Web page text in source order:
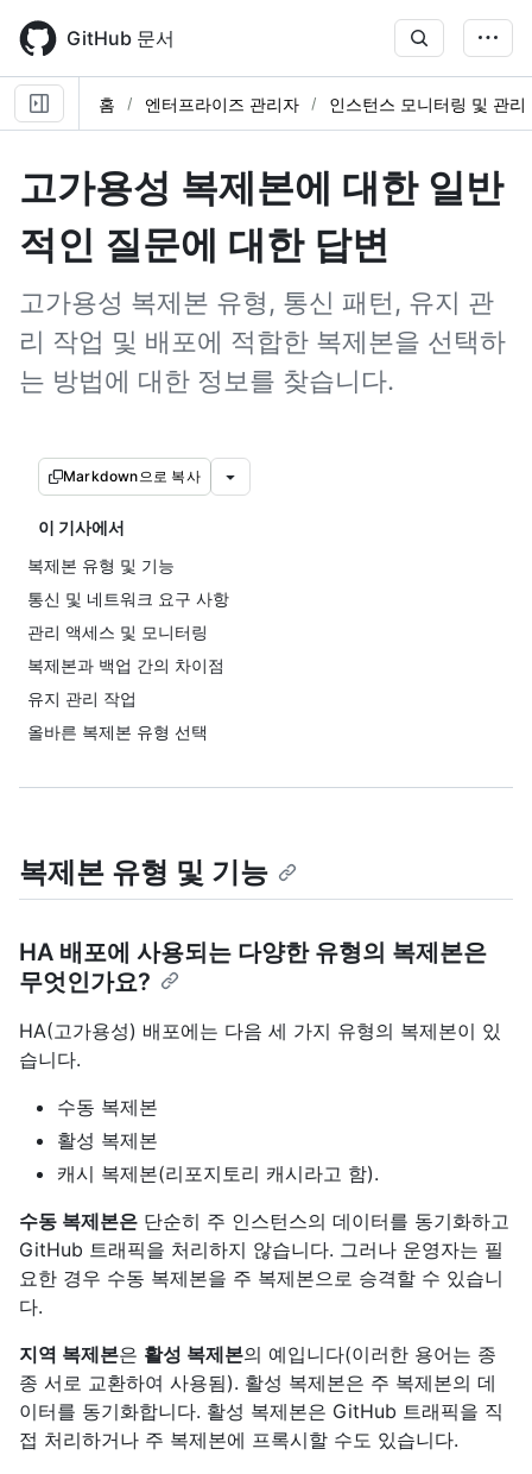
main
content
GitHub 문서
홈 엔터프라이즈 관리자 인스턴스 모니터링 및 관리
고가용성 복제본에 대한 일반
적인 질문에 대한 답변
고가용성 복제본 유형, 통신 패턴, 유지 관
리 작업 및 배포에 적합한 복제본을 선택하
는 방법에 대한 정보를 찾습니다.
Markdown으로 복사
이 기사에서
복제본 유형 및 기능
통신 및 네트워크 요구 사항
관리 액세스 및 모니터링
복제본과 백업 간의 차이점
유지 관리 작업
올바른 복제본 유형 선택
복제본 유형 및 기능
HA 배포에 사용되는 다양한 유형의 복제본은
무엇인가요?
HA(고가용성) 배포에는 다음 세 가지 유형의 복제본이 있
습니다.
수동 복제본
활성 복제본
캐시 복제본(리포지토리 캐시라고 함).
수동 복제본은 단순히 주 인스턴스의 데이터를 동기화하고
GitHub 트래픽을 처리하지 않습니다. 그러나 운영자는 필
요한 경우 수동 복제본을 주 복제본으로 승격할 수 있습니
다.
지역 복제본은 활성 복제본의 예입니다(이러한 용어는 종
종 서로 교환하여 사용됨). 활성 복제본은 주 복제본의 데
이터를 동기화합니다. 활성 복제본은 GitHub 트래픽을 직
접 처리하거나 주 복제본에 프록시할 수도 있습니다.